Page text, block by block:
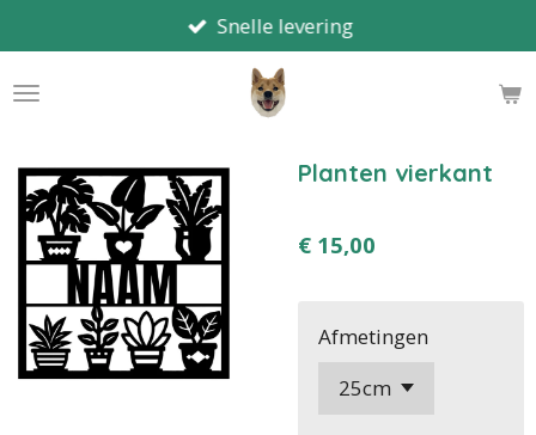
direct
naar
Snelle levering
Planten vierkant
€ 15,00
Afmetingen